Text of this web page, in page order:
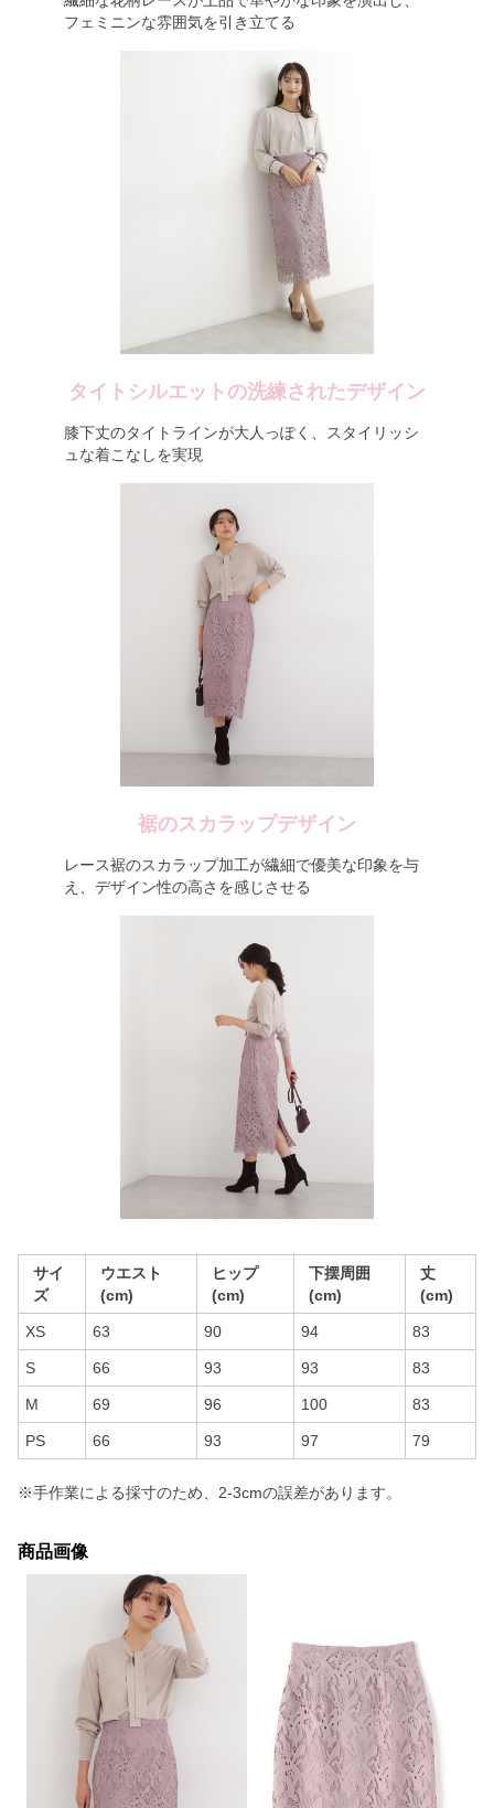
フェミニンな雰囲気を引き立てる
タイトシルエットの洗練されたデザイン
膝下丈のタイトラインが大人っぽく、スタイリッシ
ュな着こなしを実現
裾のスカラップデザイン
レース裾のスカラップ加工が繊細で優美な印象を与
え、デザイン性の高さを感じさせる
サイ
ズ
ウエスト
(cm)
ヒップ
(cm)
下摆周囲
(cm)
丈
(cm)
XS 63 90 94 83
S 66 93 93 83
M 69 96 100 83
PS 66 93 97 79
※手作業による採寸のため、2-3cmの誤差があります。
商品画像